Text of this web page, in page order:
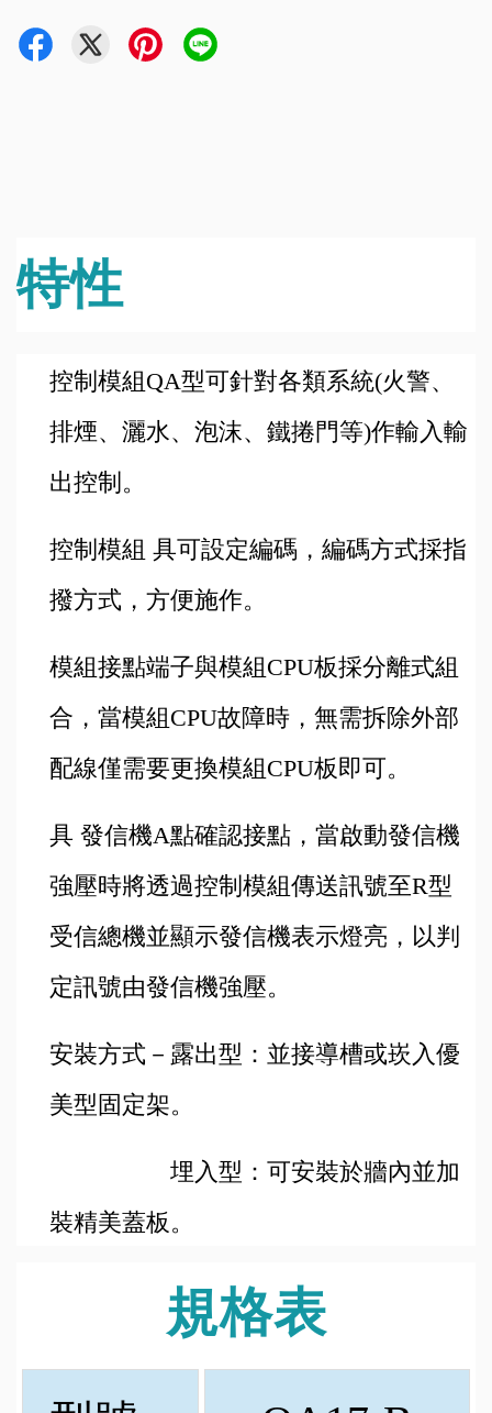
特性
控制模組QA型可針對各類系統(火警、
排煙、灑水、泡沫、鐵捲門等)作輸入輸
出控制。
控制模組 具可設定編碼，編碼方式採指
撥方式，方便施作。
模組接點端子與模組CPU板採分離式組
合，當模組CPU故障時，無需拆除外部
配線僅需要更換模組CPU板即可。
具 發信機A點確認接點，當啟動發信機
強壓時將透過控制模組傳送訊號至R型
受信總機並顯示發信機表示燈亮，以判
定訊號由發信機強壓。
安裝方式－露出型：並接導槽或崁入優
美型固定架。
埋入型：可安裝於牆內並加
裝精美蓋板。
規格表